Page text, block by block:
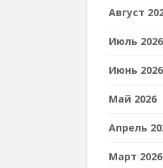
Август
Июль 2026
Июнь 2026
Май 2026
Апрель
Март 2026